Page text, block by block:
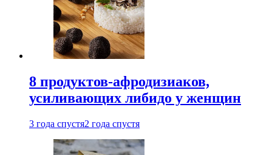
8 продуктов-афродизиаков,
усиливающих либидо у женщин
3 года спустя2 года спустя